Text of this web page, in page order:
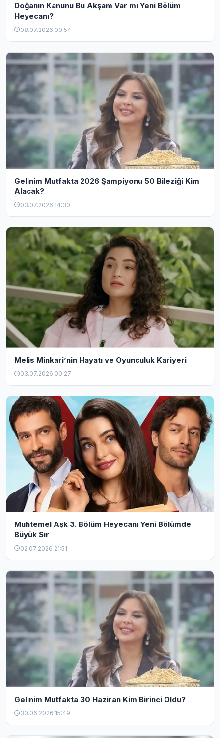
Doğanın Kanunu Bu Akşam Var mı Yeni Bölüm
Heyecanı?
08.07.2026 00:54
Gelinim Mutfakta 2026 Şampiyonu 50 Bileziği Kim
Alacak?
03.07.2026 14:30
Melis Minkari’nin Hayatı ve Oyunculuk Kariyeri
03.07.2026 00:27
Muhtemel Aşk 3. Bölüm Heyecanı Yeni Bölümde
Büyük Sır
02.07.2026 21:51
Gelinim Mutfakta 30 Haziran Kim Birinci Oldu?
30.06.2026 15:49